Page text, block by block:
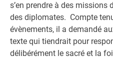
s’en prendre à des missions
des diplomates. Compte
évènements, il a demandé
texte qui tiendrait pour
délibérément le sacré et la